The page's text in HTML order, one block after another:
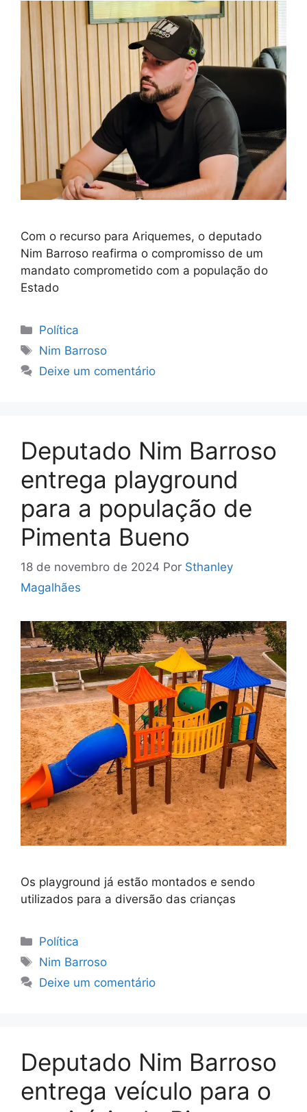
Com o recurso para Ariquemes, o deputado
Nim Barroso reafirma o compromisso de um
mandato comprometido com a população do
Estado
Categorias
Política
Tags
Nim Barroso
Deixe um comentário
Deputado Nim Barroso
entrega playground
para a população de
Pimenta Bueno
18 de novembro de 2024 Por Sthanley
Magalhães
Os playground já estão montados e sendo
utilizados para a diversão das crianças
Categorias
Política
Tags
Nim Barroso
Deixe um comentário
Deputado Nim Barroso
entrega veículo para o